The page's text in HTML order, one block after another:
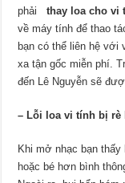
phảithay loa cho vi
về máy tính để thao
bạn có thể liên hệ với
xa tận gốc miễn phí.
đến Lê Nguyễn sẽ
– Lỗi loa vi tính bị rè
Khi mở nhạc bạn thấy
hoặc bé hơn bình